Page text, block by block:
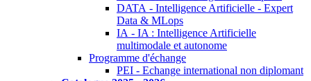
DATA - Intelligence Artificielle - Expert
Data & MLops
IA - IA : Intelligence Artificielle
multimodale et autonome
Programme d'échange
PEI - Echange international non diplomant